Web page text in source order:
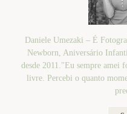
Daniele Umezaki – É
Newborn, Aniversário
desde 2011."Eu sempre amei
livre. Percebi o quanto